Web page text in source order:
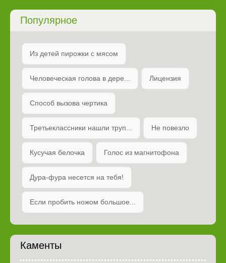
Популярное
Из детей пирожки с мясом
Человеческая голова в дере... Лицензия
Способ вызова чертика
Третьеклассники нашли труп... Не повезло
Кусучая белочка Голос из магнитофона
Дура-фура несется на тебя!
Если пробить ножом большое...
Каменты